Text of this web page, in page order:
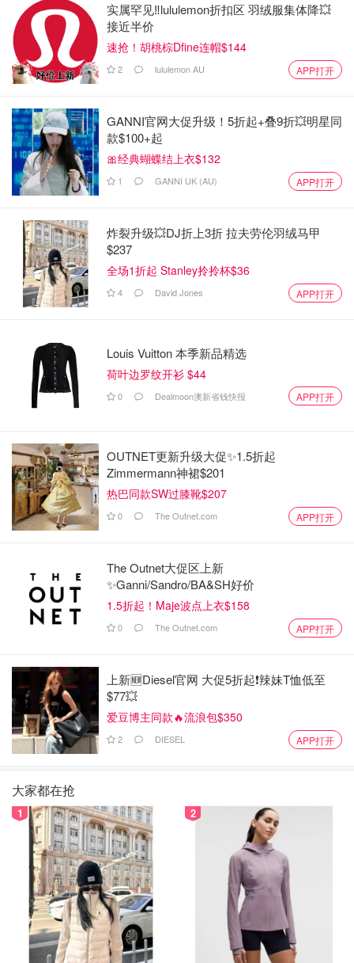
实属罕见‼️lululemon折扣区 羽绒服集体降💥
接近半价
速抢！胡桃棕Dfine连帽$144
2 lululemon AU APP打开
GANNI官网大促升级！5折起+叠9折💥明星同
款$100+起
🎀经典蝴蝶结上衣$132
1 GANNI UK (AU) APP打开
炸裂升级💥DJ折上3折 拉夫劳伦羽绒马甲
$237
全场1折起 Stanley拎拎杯$36
4 David Jones APP打开
Louis Vuitton 本季新品精选
荷叶边罗纹开衫 $44
0 Dealmoon澳新省钱快报 APP打开
OUTNET更新升级大促✨1.5折起
Zimmermann神裙$201
热巴同款SW过膝靴$207
0 The Outnet.com APP打开
The Outnet大促区上新
✨Ganni/Sandro/BA&SH好价
1.5折起！Maje波点上衣$158
0 The Outnet.com APP打开
上新🆕Diesel官网 大促5折起❗️辣妹T恤低至
$77💥
爱豆博主同款🔥流浪包$350
2 DIESEL APP打开
大家都在抢
1 2